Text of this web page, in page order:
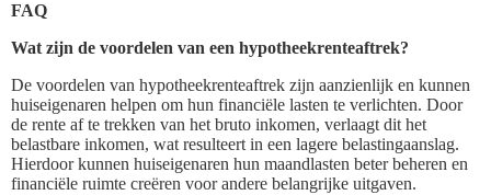
FAQ
Wat zijn de voordelen van een hypotheekrenteaftrek?
De voordelen van hypotheekrenteaftrek zijn aanzienlijk en kunnen
huiseigenaren helpen om hun financiële lasten te verlichten. Door
de rente af te trekken van het bruto inkomen, verlaagt dit het
belastbare inkomen, wat resulteert in een lagere belastingaanslag.
Hierdoor kunnen huiseigenaren hun maandlasten beter beheren en
financiële ruimte creëren voor andere belangrijke uitgaven.